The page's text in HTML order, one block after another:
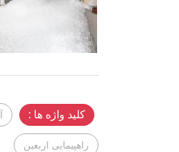
کلید واژه ها :
راهپیمایی اربعین